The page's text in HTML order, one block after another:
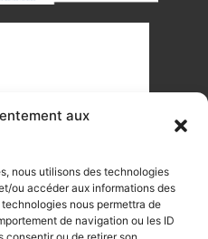
aux
nous utilisons des technologies
ou accéder aux informations des
nous permettra de
de navigation ou les ID